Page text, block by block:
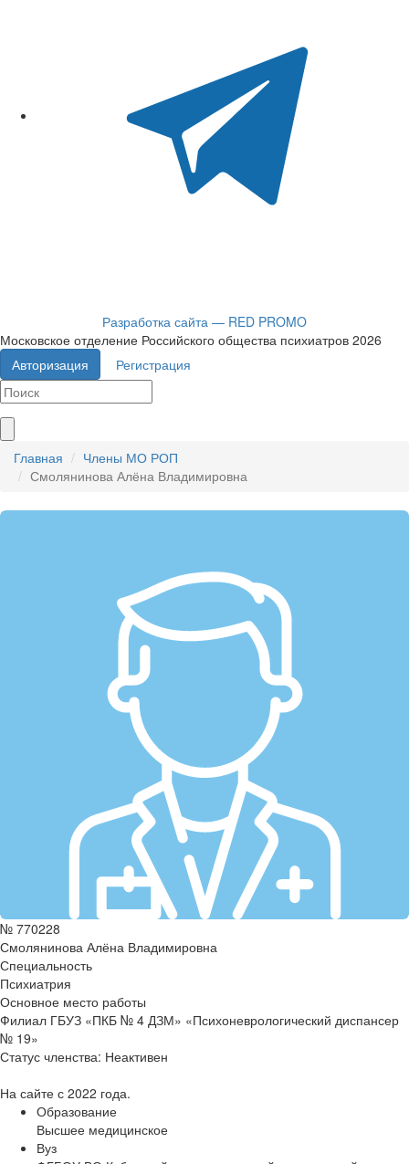
Разработка сайта — RED PROMO
Московское отделение Российского общества психиатров 2026
Авторизация
Регистрация
Главная
Члены МО РОП
Смолянинова Алёна Владимировна
№ 770228
Смолянинова Алёна Владимировна
Специальность
Психиатрия
Основное место работы
Филиал ГБУЗ «ПКБ № 4 ДЗМ» «Психоневрологический диспансер
№ 19»
Статус членства: Неактивен
На сайте с 2022 года.
Образование
Высшее медицинское
Вуз